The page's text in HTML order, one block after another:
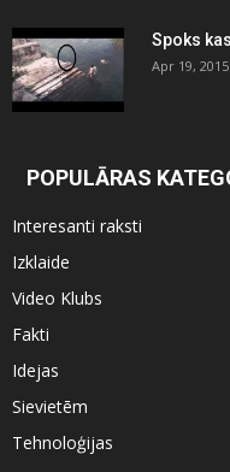
Spoks
Apr 19, 2015
POPULĀRAS
Interesanti raksti
Izklaide
Video Klubs
Fakti
Idejas
Sievietēm
Tehnoloģijas